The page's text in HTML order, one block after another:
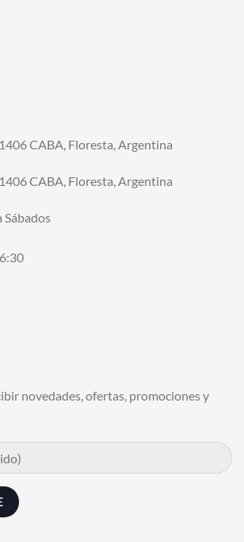
CABA, Floresta, Argentina
CABA, Floresta, Argentina
Sábados
novedades, ofertas, promociones y